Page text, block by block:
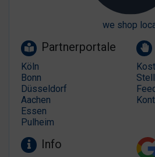
we shop
Partnerportale
Köln
Bonn
Düsseldorf
Aachen
Essen
Pulheim
Info